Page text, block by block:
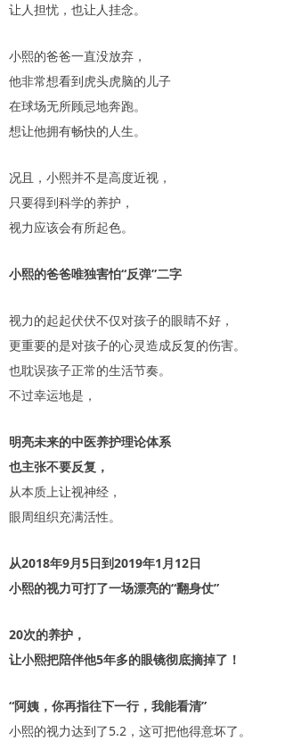
让人担忧，也让人挂念。
小熙的爸爸一直没放弃，
他非常想看到虎头虎脑的儿子
在球场无所顾忌地奔跑。
想让他拥有畅快的人生。
况且，小熙并不是高度近视，
只要得到科学的养护，
视力应该会有所起色。
小熙的爸爸唯独害怕“反弹”二字
视力的起起伏伏不仅对孩子的眼睛不好，
更重要的是对孩子的心灵造成反复的伤害。
也耽误孩子正常的生活节奏。
不过幸运地是，
明亮未来的中医养护理论体系
也主张不要反复，
从本质上让视神经，
眼周组织充满活性。
从2018年9月5日到2019年1月12日
小熙的视力可打了一场漂亮的“翻身仗”
20次的养护，
让小熙把陪伴他5年多的眼镜彻底摘掉了！
“阿姨，你再指往下一行，我能看清”
小熙的视力达到了5.2，这可把他得意坏了。